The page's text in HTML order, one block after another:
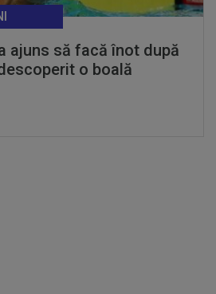
ajuns să facă înot după
o boală